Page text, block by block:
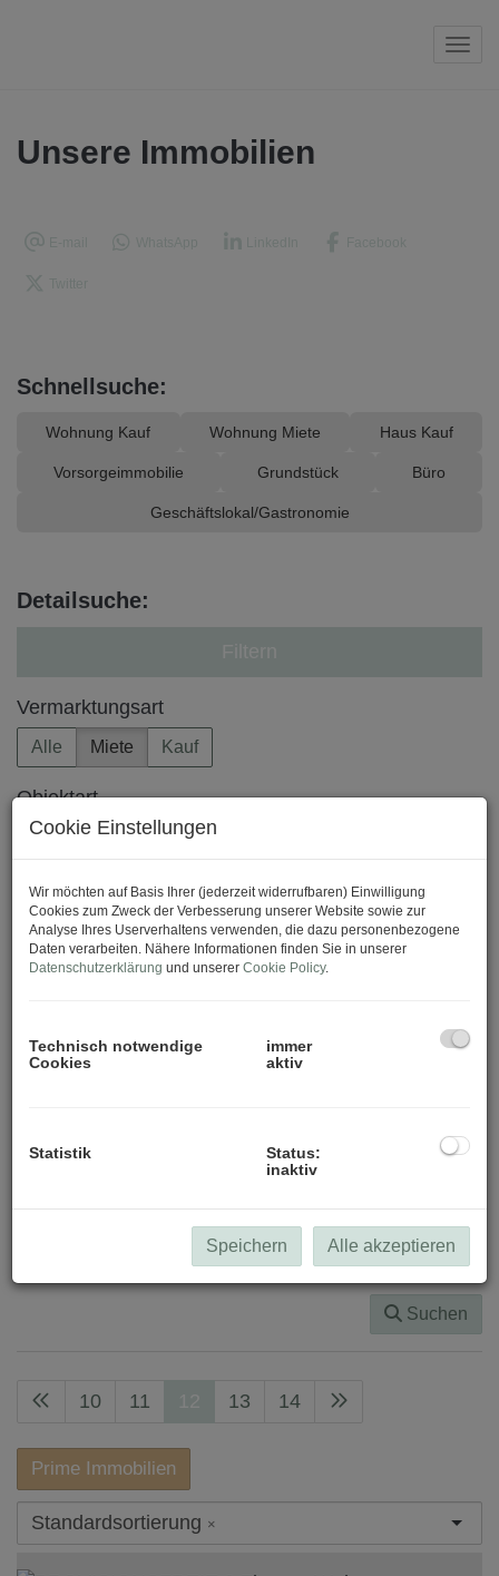
Unsere Immobilien
Schnellsuche:
Wohnung Kauf Wohnung Miete Haus Kauf
Vorsorgeimmobilie Grundstück Büro
Geschäftslokal/Gastronomie
Detailsuche:
Vermarktungsart
Alle Miete Kauf
Objektart
Wohnung
Region
-
Suchen
10 11 13 14
Prime Immobilien
Standardsortierung ×
Cookie Einstellungen
Wir möchten auf Basis Ihrer (jederzeit widerrufbaren) Einwilligung
Cookies zum Zweck der Verbesserung unserer Website sowie zur
Analyse Ihres Userverhaltens verwenden, die dazu personenbezogene
Daten verarbeiten. Nähere Informationen finden Sie in unserer
Datenschutzerklärung und unserer Cookie Policy.
Technisch notwendige
Cookies
immer
aktiv
Statistik
Status:
inaktiv
Speichern Alle akzeptieren